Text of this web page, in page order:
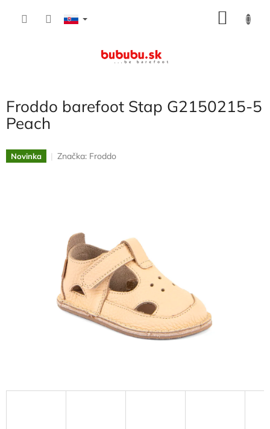
Froddo barefoot Stap G2150215-5
Peach
Novinka Značka: Froddo